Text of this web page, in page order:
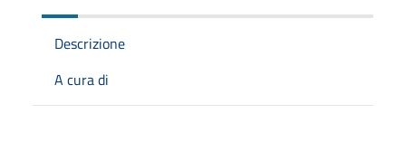
Descrizione
A cura di